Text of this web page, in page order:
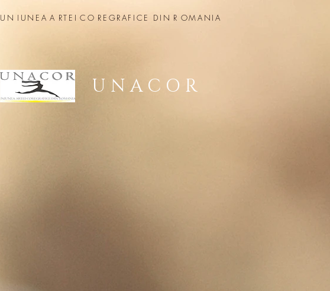
UN IUNEA A RTEI CO REGRAFICE DIN R OMANIA
U N A C O R